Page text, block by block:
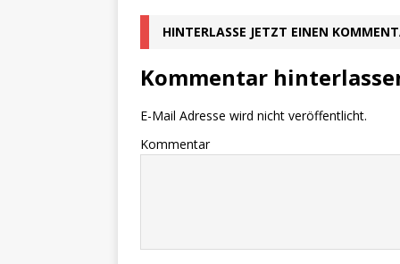
HINTERLASSE JETZT EINEN
Kommentar
E-Mail Adresse wird nicht veröffentlicht.
Kommentar